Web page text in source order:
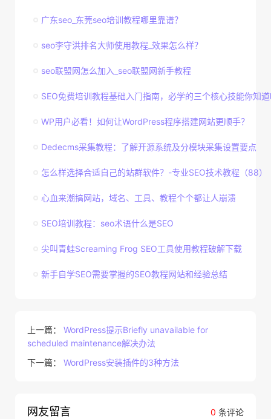
广东seo_东莞seo培训教程哪里靠谱？
seo李守洪排名大师使用教程_效果怎么样？
seo联盟网怎么加入_seo联盟网新手教程
SEO免费培训教程基础入门指南，必学的三个核心技能你知
WP用户必看！如何让WordPress程序搭建网站更顺手？
Dedecms采集教程：了解开源系统及分模块采集设置要点
怎么样选择合适自己的站群软件？-专业SEO技术教程（88）
心血来潮搞网站，域名、工具、教程个个都让人崩溃
SEO培训教程：seo术语什么是SEO
尖叫青蛙Screaming Frog SEO工具使用教程破解下载
新手自学SEO需要掌握的SEO教程网站和经验总结
上一篇： WordPress提示Briefly unavailable for
scheduled maintenance解决办法
下一篇： WordPress安装插件的3种方法
0 条评论
网友留言